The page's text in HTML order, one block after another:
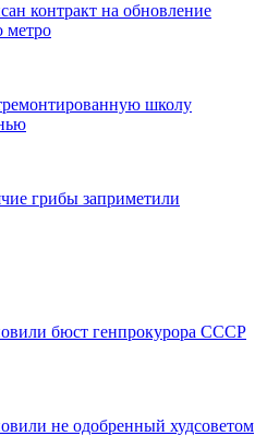
контракт на обновление
метро
школу
грибы заприметили
бюст генпрокурора СССР
не одобренный худсоветом